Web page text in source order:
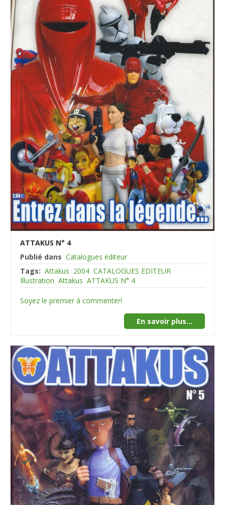
ATTAKUS N° 4
Publié dans Catalogues éditeur
Tags: Attakus 2004 CATALOGUES EDITEUR
Illustration Attakus ATTAKUS N° 4
Soyez le premier à commenter!
En savoir plus...